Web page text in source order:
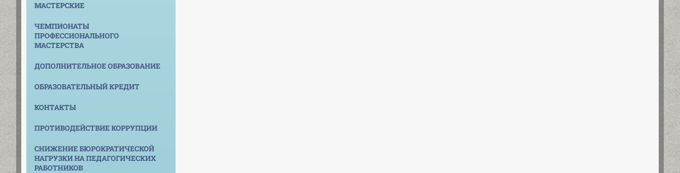
МАСТЕРСКИЕ
ЧЕМПИОНАТЫ
ПРОФЕССИОНАЛЬНОГО
МАСТЕРСТВА
ДОПОЛНИТЕЛЬНОЕ ОБРАЗОВАНИЕ
ОБРАЗОВАТЕЛЬНЫЙ КРЕДИТ
КОНТАКТЫ
ПРОТИВОДЕЙСТВИЕ КОРРУПЦИИ
СНИЖЕНИЕ БЮРОКРАТИЧЕСКОЙ
НАГРУЗКИ НА ПЕДАГОГИЧЕСКИХ
РАБОТНИКОВ